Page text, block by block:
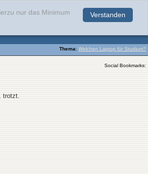
Verstanden
nur das Minimum
Thema: Welchen Laptop für Studium?
Social Bookmarks:
trotzt.